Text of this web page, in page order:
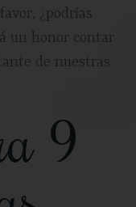
¿podrías
un honor contar
de nuestras
9